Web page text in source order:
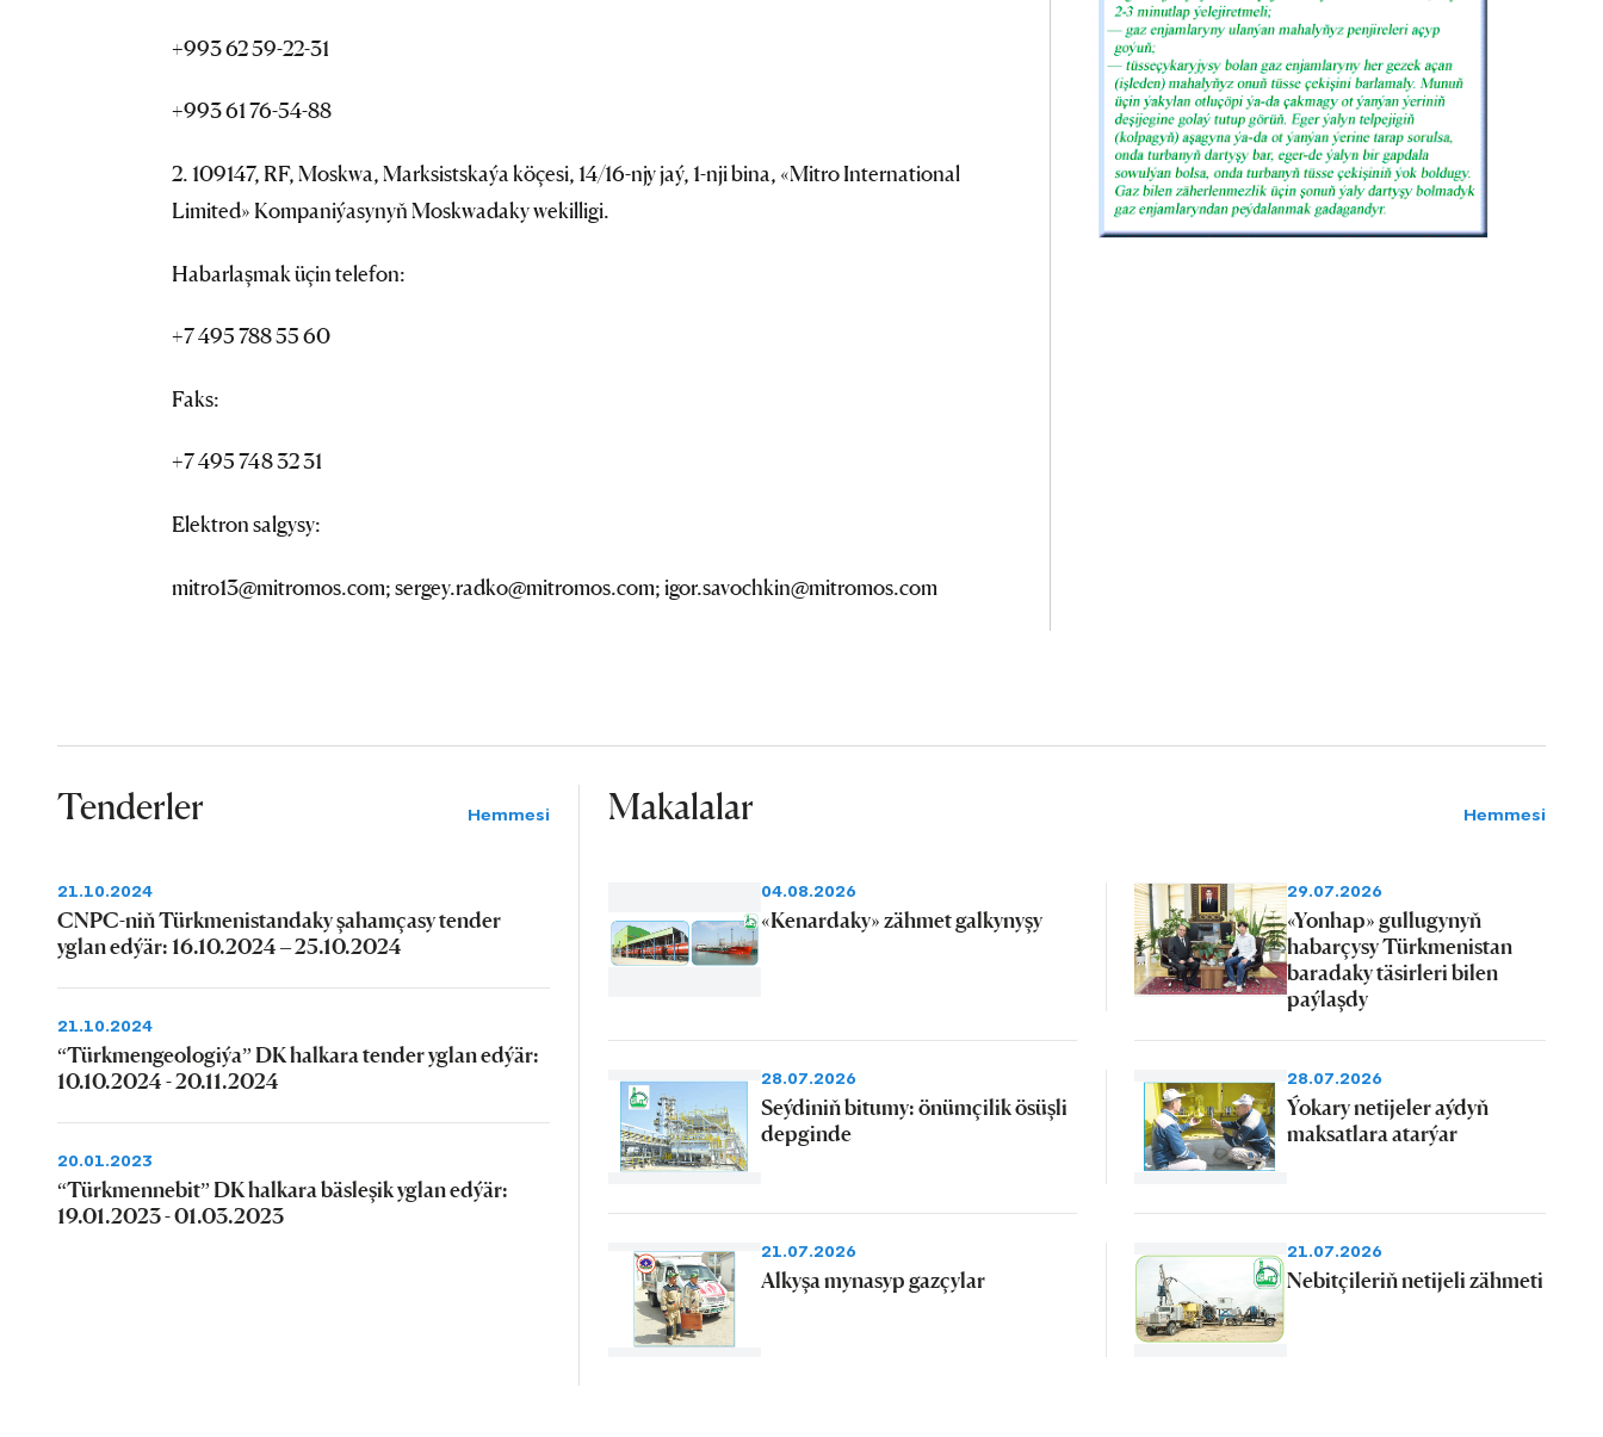
+993 62 59-22-31
+993 61 76-54-88
2. 109147, RF, Moskwa, Marksistskaýa köçesi, 14/16-njy jaý, 1-nji bina, «Mitro International
Limited» Kompaniýasynyň Moskwadaky wekilligi.
Habarlaşmak üçin telefon:
+7 495 788 55 60
Faks:
+7 495 748 32 31
Elektron salgysy:
mitro13@mitromos.com; sergey.radko@mitromos.com; igor.savochkin@mitromos.com
Tenderler Hemmesi
21.10.2024
CNPC-niň Türkmenistandaky şahamçasy tender
yglan edýär: 16.10.2024 – 25.10.2024
21.10.2024
“Türkmengeologiýa” DK halkara tender yglan edýär:
10.10.2024 - 20.11.2024
20.01.2023
“Türkmennebit” DK halkara bäsleşik yglan edýär:
19.01.2023 - 01.03.2023
Makalalar Hemmesi
04.08.2026
«Kenardaky» zähmet galkynyşy
29.07.2026
«Yonhap» gullugynyň
habarçysy Türkmenistan
baradaky täsirleri bilen
paýlaşdy
28.07.2026
Seýdiniň bitumy: önümçilik ösüşli
depginde
28.07.2026
Ýokary netijeler aýdyň
maksatlara atarýar
21.07.2026
Alkyşa mynasyp gazçylar
21.07.2026
Nebitçileriň netijeli zähmeti